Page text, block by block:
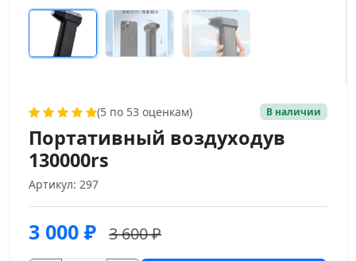
(5 по 53 оценкам) В наличии
Портативный воздуходув
130000rs
Артикул: 297
3 000 ₽ 3 600 ₽